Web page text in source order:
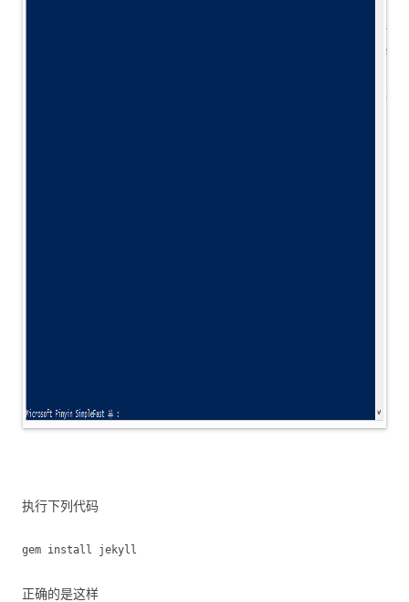
执行下列代码
gem install jekyll
正确的是这样